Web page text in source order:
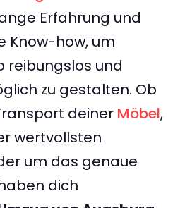
Erfahrung und
Know-how, um
reibungslos und
zu gestalten. Ob
deiner Möbel,
wertvollsten
um das genaue
dich